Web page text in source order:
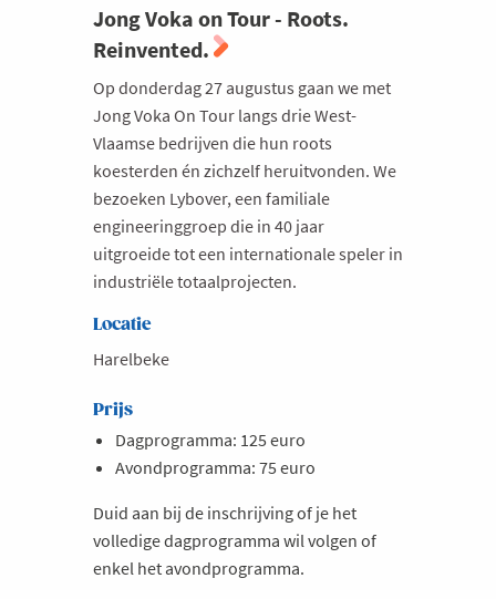
Jong Voka on Tour - Roots.
Reinvented.
Op donderdag 27 augustus gaan we met
Jong Voka On Tour langs drie West-
Vlaamse bedrijven die hun roots
koesterden én zichzelf heruitvonden. We
bezoeken Lybover, een familiale
engineeringgroep die in 40 jaar
uitgroeide tot een internationale speler in
industriële totaalprojecten.
Locatie
Harelbeke
Prijs
Dagprogramma: 125 euro
Avondprogramma: 75 euro
Duid aan bij de inschrijving of je het
volledige dagprogramma wil volgen of
enkel het avondprogramma.